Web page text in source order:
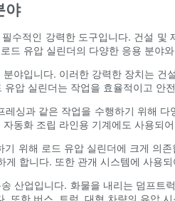
야
수적인 강력한 도구입니다. 건설
드 유압 실린더의 다양한 응용 분
야입니다. 이러한 강력한 장치는
압 실린더는 작업을 효율적이고 안
싱과 같은 작업을 수행하기 위해
동화 조립 라인용 기계에도 사용되
위해 로드 유압 실린더에 크게 의
합니다. 또한 관개 시스템에 사용
산업입니다. 화물을 내리는 덤프